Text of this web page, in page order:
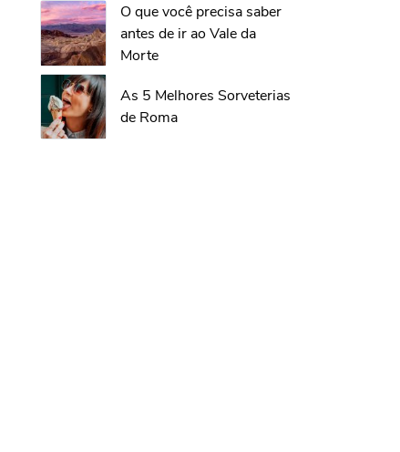
O que você precisa saber
antes de ir ao Vale da
Morte
As 5 Melhores Sorveterias
de Roma